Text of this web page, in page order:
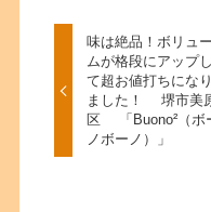
味は絶品！ボリュー
ムが格段にアップし
て超お値打ちになり
ました！ 堺市美
区 「Buono²（ボ
ノボーノ）」